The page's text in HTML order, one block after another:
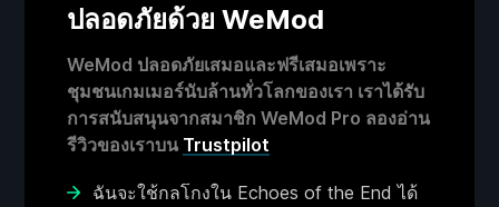
ปลอดภัยด้วย WeMod
WeMod ปลอดภัยเสมอและฟรีเสมอเพราะ
ชุมชนเกมเมอร์นับล้านทั่วโลกของเรา เราได้รับ
การสนับสนุนจากสมาชิก WeMod Pro ลองอ่าน
รีวิวของเราบน Trustpilot
ฉันจะใช้กลโกงใน Echoes of the End ได้